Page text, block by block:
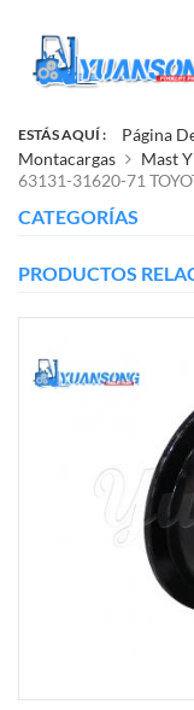
ESTÁS AQUÍ : Página
Montacargas
Mast
63131-31620-71
CATEGORÍAS
PRODUCTOS